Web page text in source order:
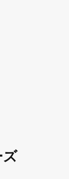
ズ